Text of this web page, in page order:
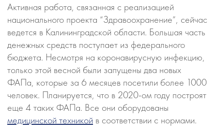
Активная работа, связанная с реализацией
национального проекта “Здравоохранение”, сейчас
ведется в Калининградской области. Большая часть
денежных средств поступает из федерального
бюджета. Несмотря на коронавирусную инфекцию,
только этой весной были запущены два новых
ФАПа, которые за 6 месяцев посетили более 1000
человек. Планируется, что в 2020-ом году построят
еще 4 таких ФАПа. Все они оборудованы
медицинской техникой в соответствии с нормами.